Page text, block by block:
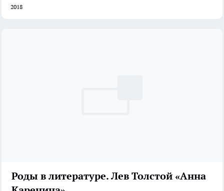
2018
Роды в литературе. Лев Толстой «Анна